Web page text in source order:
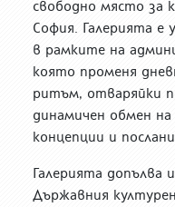
свободно място за
София. Галерията е
в рамките на
която променя
ритъм, отваряйки
динамичен обмен
концепции и
Галерията допълва
Държавния